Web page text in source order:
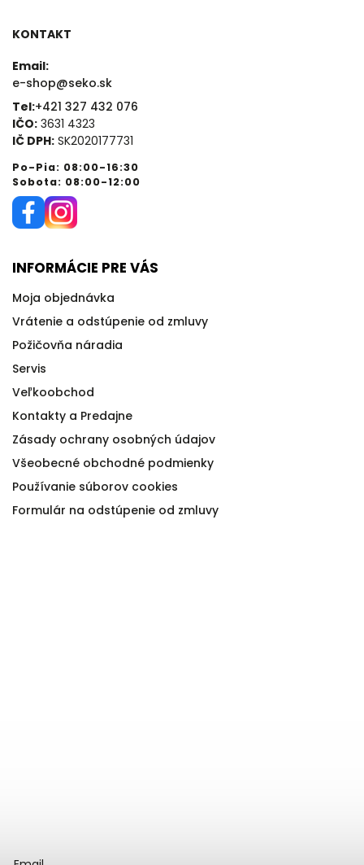
KONTAKT
Email:
e-shop@seko.sk
Tel:+421 327 432 076
IČO: 3631 4323
IČ DPH: SK2020177731
Po-Pia: 08:00-16:30
Sobota: 08:00-12:00
INFORMÁCIE PRE VÁS
Moja objednávka
Vrátenie a odstúpenie od zmluvy
Požičovňa náradia
Servis
Veľkoobchod
Kontakty a Predajne
Zásady ochrany osobných údajov
Všeobecné obchodné podmienky
Používanie súborov cookies
Formulár na odstúpenie od zmluvy